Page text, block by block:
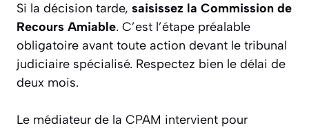
Si la décision tarde, saisissez la Commission de
Recours Amiable. C’est l’étape préalable
obligatoire avant toute action devant le tribunal
judiciaire spécialisé. Respectez bien le délai de
deux mois.
Le médiateur de la CPAM intervient pour